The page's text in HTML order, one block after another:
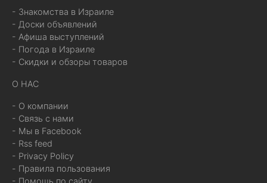
- Знакомства в Израиле
- Доски объявлений
- Афиша выступлений
- Погода в Израиле
- Скидки и обзоры товаров
О НАС
- О компании
- Связь с нами
- Мы в Facebook
- Rss feed
- Privacy Policy
- Правила пользования
- Помощь по сайту